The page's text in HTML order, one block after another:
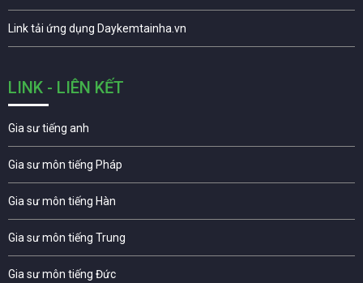
Link tải ứng dụng Daykemtainha.vn
LINK - LIÊN KẾT
Gia sư tiếng anh
Gia sư môn tiếng Pháp
Gia sư môn tiếng Hàn
Gia sư môn tiếng Trung
Gia sư môn tiếng Đức